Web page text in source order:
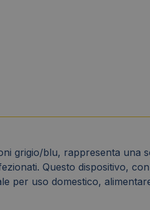
grigio/blu, rappresenta una
Questo dispositivo,
per uso domestico,